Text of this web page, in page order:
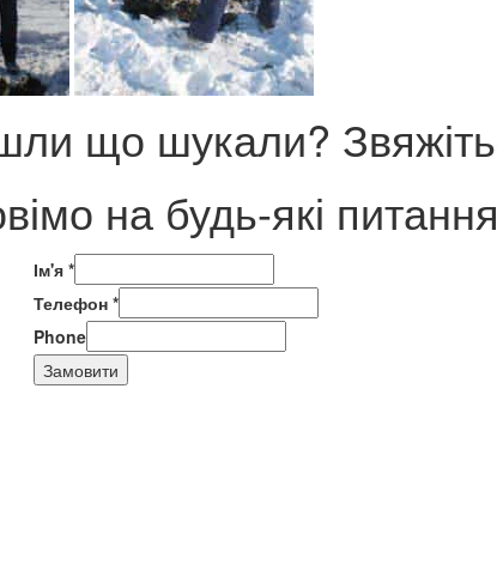
що шукали?
на будь-які питання
Ім'я *
Телефон *
Phone
Замовити